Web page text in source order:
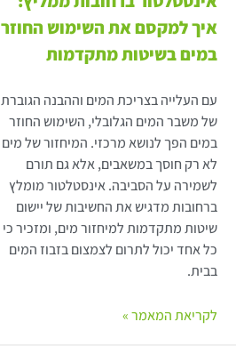
איך למקסם את השימוש החוזר
במים בשיטות מתקדמות
עם העלייה בצריכת המים וההבנה הגוברת
של משבר המים הגלובלי, השימוש החוזר
במים הפך לנושא מרכזי. המיחזור של מים
לא רק חוסך במשאבים, אלא גם תורם
לשמירה על הסביבה. אינסטלטור מומלץ
ברחובות מדגיש את החשיבות של יישום
שיטות מתקדמות למיחזור מים, ומזכיר כי
כל אחד יכול לתרום לצמצום בזבוז המים
בבית.
לקריאת המאמר »